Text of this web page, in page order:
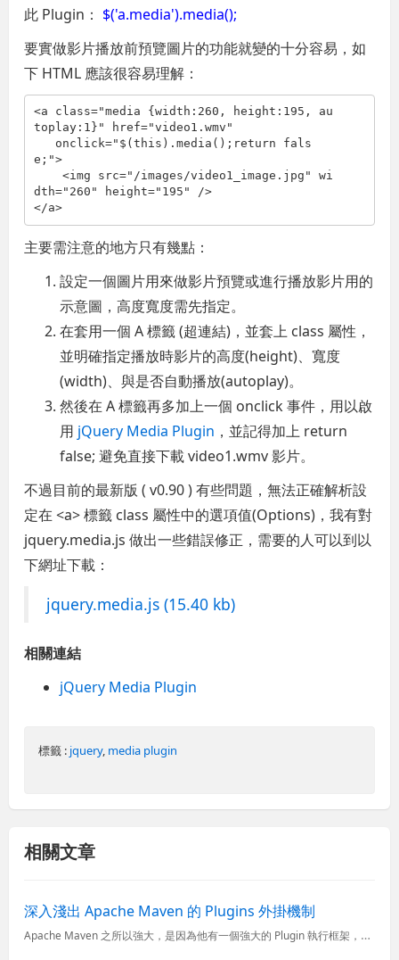
此 Plugin： $('a.media').media();
要實做影片播放前預覽圖片的功能就變的十分容易，如
下 HTML 應該很容易理解：
<a class="media {width:260, height:195, au
toplay:1}"
href="video1.wmv"
onclick="$(this).media();return fals
e;">
<img src="/images/video1_image.jpg"
wi
dth="260" height="195"
/>
</a>
主要需注意的地方只有幾點：
設定一個圖片用來做影片預覽或進行播放影片用的
示意圖，高度寬度需先指定。
在套用一個 A 標籤 (超連結)，並套上 class 屬性，
並明確指定播放時影片的高度(height)、寬度
(width)、與是否自動播放(autoplay)。
然後在 A 標籤再多加上一個 onclick 事件，用以啟
用 jQuery Media Plugin ，並記得加上 return
false; 避免直接下載 video1.wmv 影片。
不過目前的最新版 ( v0.90 ) 有些問題，無法正確解析設
定在 <a> 標籤 class 屬性中的選項值(Options)，我有對
jquery.media.js 做出一些錯誤修正，需要的人可以到以
下網址下載：
jquery.media.js (15.40 kb)
相關連結
jQuery Media Plugin
標籤 : jquery, media plugin
相關文章
深入淺出 Apache Maven 的 Plugins 外掛機制
Apache Maven 之所以強大，是因為他有一個強大的 Plugin 執行框架，你任何想讓 Maven 幫你完成的工作，無論是建置(Build)、封裝(Packaging)、產生報表(Report